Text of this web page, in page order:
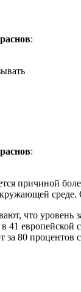
:
:
причиной
среде.
что уровень
41 европейской
за 80